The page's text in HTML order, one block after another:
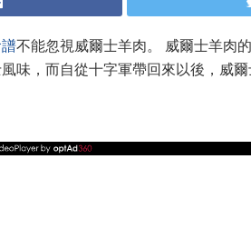
不能忽視威爾士羊肉。 威爾士羊肉
味，而自從十字軍帶回來以後，威爾